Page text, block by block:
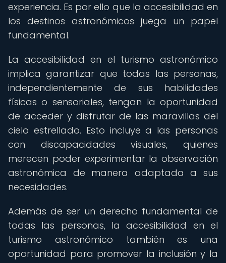
experiencia. Es por ello que la accesibilidad en
los destinos astronómicos juega un papel
fundamental.
La accesibilidad en el turismo astronómico
implica garantizar que todas las personas,
independientemente de sus habilidades
físicas o sensoriales, tengan la oportunidad
de acceder y disfrutar de las maravillas del
cielo estrellado. Esto incluye a las personas
con discapacidades visuales, quienes
merecen poder experimentar la observación
astronómica de manera adaptada a sus
necesidades.
Además de ser un derecho fundamental de
todas las personas, la accesibilidad en el
turismo astronómico también es una
oportunidad para promover la inclusión y la